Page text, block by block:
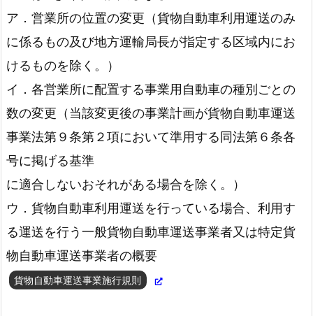
ア．営業所の位置の変更（貨物自動車利用運送のみ
に係るもの及び地方運輸局長が指定する区域内にお
けるものを除く。）
イ．各営業所に配置する事業用自動車の種別ごとの
数の変更（当該変更後の事業計画が貨物自動車運送
事業法第９条第２項において準用する同法第６条各
号に掲げる基準
に適合しないおそれがある場合を除く。）
ウ．貨物自動車利用運送を行っている場合、利用す
る運送を行う一般貨物自動車運送事業者又は特定貨
物自動車運送事業者の概要
貨物自動車運送事業施行規則